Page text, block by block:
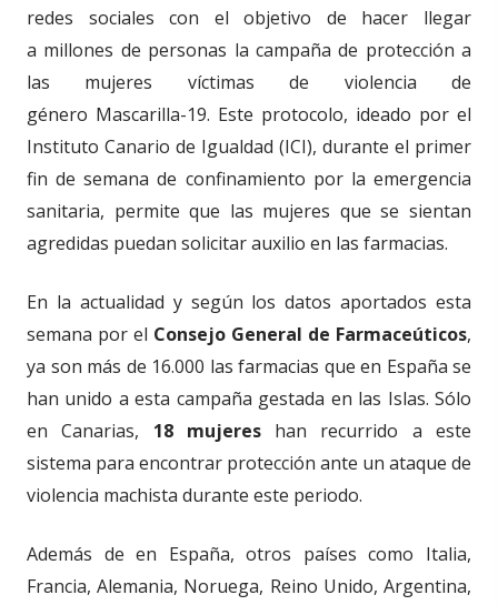
redes sociales con el objetivo de hacer llegar
a millones de personas la campaña de protección a
las mujeres víctimas de violencia de
género Mascarilla-19. Este protocolo, ideado por el
Instituto Canario de Igualdad (ICI), durante el primer
fin de semana de confinamiento por la emergencia
sanitaria, permite que las mujeres que se sientan
agredidas puedan solicitar auxilio en las farmacias.
En la actualidad y según los datos aportados esta
semana por el Consejo General de Farmaceúticos,
ya son más de 16.000 las farmacias que en España se
han unido a esta campaña gestada en las Islas. Sólo
en Canarias, 18 mujereshan recurrido a este
sistema para encontrar protección ante un ataque de
violencia machista durante este periodo.
Además de en España, otros países como Italia,
Francia, Alemania, Noruega, Reino Unido, Argentina,